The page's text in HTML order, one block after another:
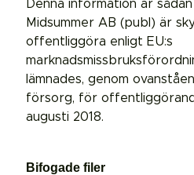
Denna information är
Midsummer AB (publ) är
offentliggöra enligt EU:s
lämnades, genom
försorg, för
augusti 2018.
Bifogade filer